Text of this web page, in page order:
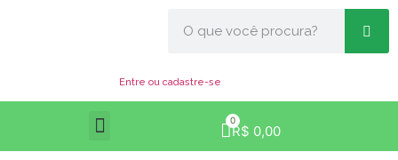
Entre ou cadastre-se
R$ 0,00
0